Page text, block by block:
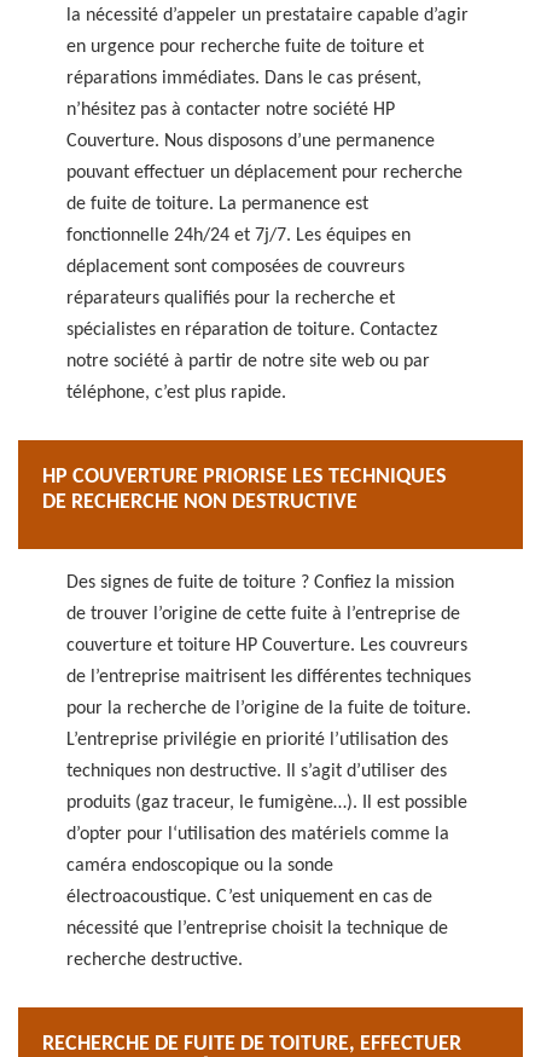
la nécessité d’appeler un prestataire capable d’agir
en urgence pour recherche fuite de toiture et
réparations immédiates. Dans le cas présent,
n’hésitez pas à contacter notre société HP
Couverture. Nous disposons d’une permanence
pouvant effectuer un déplacement pour recherche
de fuite de toiture. La permanence est
fonctionnelle 24h/24 et 7j/7. Les équipes en
déplacement sont composées de couvreurs
réparateurs qualifiés pour la recherche et
spécialistes en réparation de toiture. Contactez
notre société à partir de notre site web ou par
téléphone, c’est plus rapide.
HP COUVERTURE PRIORISE LES TECHNIQUES
DE RECHERCHE NON DESTRUCTIVE
Des signes de fuite de toiture ? Confiez la mission
de trouver l’origine de cette fuite à l’entreprise de
couverture et toiture HP Couverture. Les couvreurs
de l’entreprise maitrisent les différentes techniques
pour la recherche de l’origine de la fuite de toiture.
L’entreprise privilégie en priorité l’utilisation des
techniques non destructive. Il s’agit d’utiliser des
produits (gaz traceur, le fumigène…). Il est possible
d’opter pour l‘utilisation des matériels comme la
caméra endoscopique ou la sonde
électroacoustique. C’est uniquement en cas de
nécessité que l’entreprise choisit la technique de
recherche destructive.
RECHERCHE DE FUITE DE TOITURE, EFFECTUER